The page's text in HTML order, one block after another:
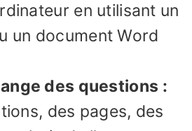
en utilisant un
un document Word
des questions :
des pages, des